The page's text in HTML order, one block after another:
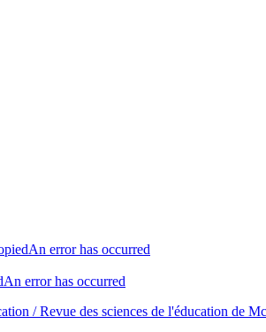
An error has occurred
An error has occurred
/ Revue des sciences de l'éducation de